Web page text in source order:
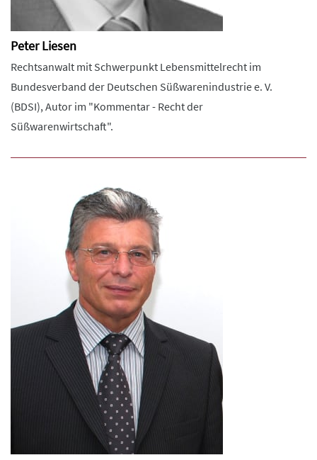
Peter Liesen
Rechtsanwalt mit Schwerpunkt Lebensmittelrecht im
Bundesverband der Deutschen Süßwarenindustrie e. V.
(BDSI), Autor im "Kommentar - Recht der
Süßwarenwirtschaft".